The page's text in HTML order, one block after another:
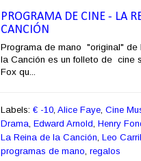
PROGRAMA DE CINE - LA
CANCIÓN
Programa de mano "original"
la Canción es un folleto de cine
Fox qu...
Labels: € -10 Alice Faye Cine
Drama Edward Arnold Henry
La Reina de la Canción Leo
programas de mano regalos